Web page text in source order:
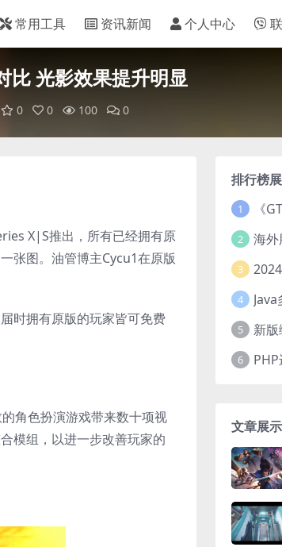
常用工具 资讯新闻 个人中心
比 光影效果提升明显
0 0 100 0
X|S推出，所有已经拥有原
张图。油管博主Cycu1在原版
时拥有原版的玩家皆可免费
角色扮演游戏带来数十项视
模组，以进一步改善玩家的
排行榜
1 《
2
3
4
5
6
文章展示